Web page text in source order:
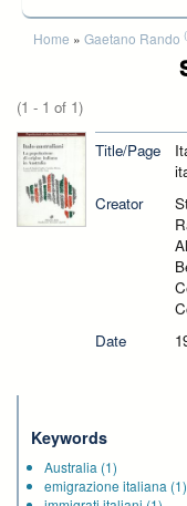
You are here
Home » Gaetano Rando
(1 - 1 of 1)
Title/Page
Creator
Date
Keywords
Australia (1)
emigrazione italiana (1)